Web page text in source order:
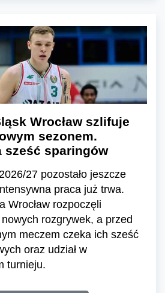
Wrocław szlifuje
sezonem.
sześć sparingów
27 pozostało jeszcze
praca już trwa.
Wrocław rozpoczęli
rozgrywek, a przed
meczem czeka ich sześć
oraz udział w
turnieju.